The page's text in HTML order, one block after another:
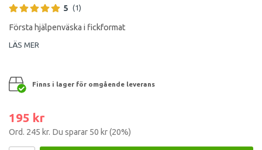
5 (1)
Första hjälpenväska i fickformat
LÄS MER
Finns i lager för omgående leverans
195 kr
Ord. 245 kr. Du sparar 50 kr(20%)